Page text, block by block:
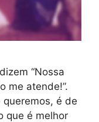
“Nossa
me atende!”.
é de
que é melhor